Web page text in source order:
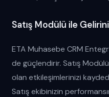
Satış Modülü ile
ETA Muhasebe CRM
de güçlendirir. Satış
olan etkileşimlerinizi
Satış ekibinizin